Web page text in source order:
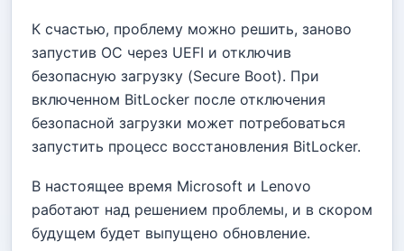
К счастью, проблему можно решить, заново
запустив ОС через UEFI и отключив
безопасную загрузку (Secure Boot). При
включенном BitLocker после отключения
безопасной загрузки может потребоваться
запустить процесс восстановления BitLocker.
В настоящее время Microsoft и Lenovo
работают над решением проблемы, и в скором
будущем будет выпущено обновление.